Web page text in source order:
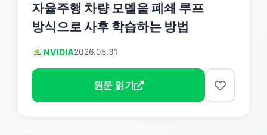
자율주행 차량 모델을 폐쇄 루프
방식으로 사후 학습하는 방법
NVIDIA2026.05.31
원문 읽기